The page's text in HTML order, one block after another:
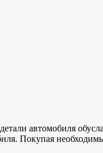
автомобиля
Покупая